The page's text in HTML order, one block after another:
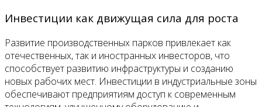
Инвестиции как движущая сила для роста
Развитие производственных парков привлекает как
отечественных, так и иностранных инвесторов, что
способствует развитию инфраструктуры и созданию
новых рабочих мест. Инвестиции в индустриальные зоны
обеспечивают предприятиям доступ к современным